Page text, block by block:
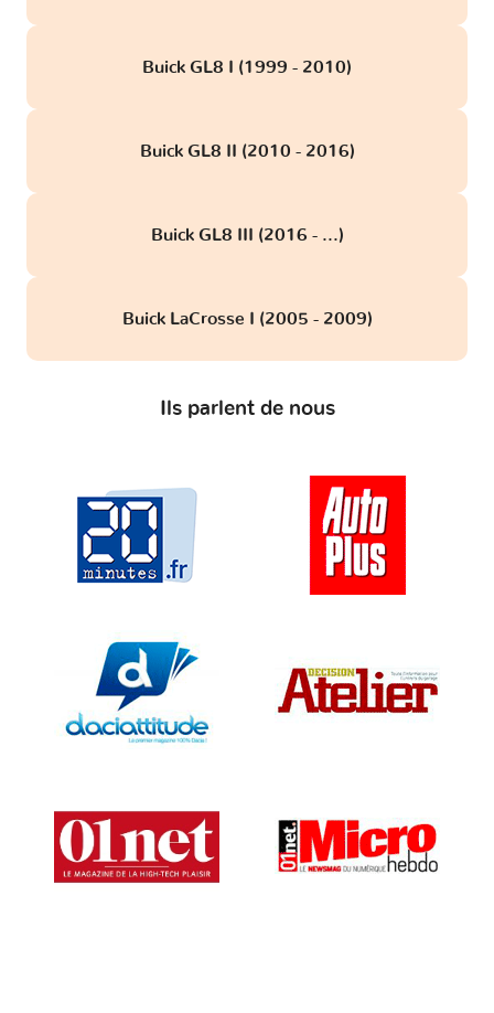
Buick GL8 I (1999 - 2010)
Buick GL8 II (2010 - 2016)
Buick GL8 III (2016 - ...)
Buick LaCrosse I (2005 - 2009)
Ils parlent de nous